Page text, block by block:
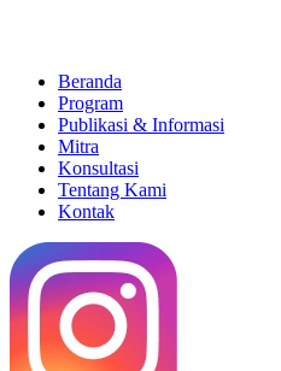
Beranda
Program
Publikasi & Informasi
Mitra
Konsultasi
Tentang Kami
Kontak